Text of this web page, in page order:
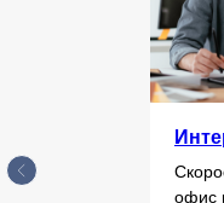
офис